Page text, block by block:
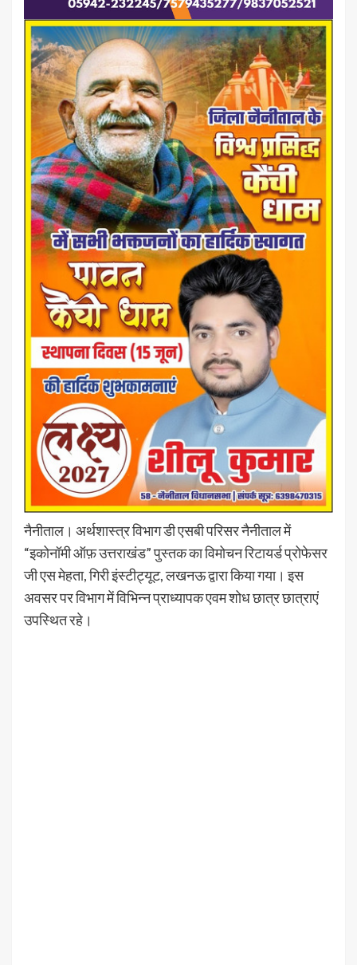
नैनीताल। अर्थशास्त्र विभाग डी एसबी परिसर नैनीताल में
“इकोनॉमी ऑफ़ उत्तराखंड” पुस्तक का विमोचन रिटायर्ड प्रोफेसर
जी एस मेहता, गिरी इंस्टीट्यूट, लखनऊ द्वारा किया गया। इस
अवसर पर विभाग में विभिन्न प्राध्यापक एवम शोध छात्र छात्राएं
उपस्थित रहे।